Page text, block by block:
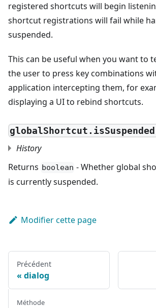
registered shortcuts will begin
shortcut registrations will fail while
suspended.
This can be useful when you want to
the user to press key combinations
application intercepting them, for
displaying a UI to rebind shortcuts.
History
Returns boolean - Whether global
is currently suspended.
Modifier cette page
Précédent
dialog
Méthode